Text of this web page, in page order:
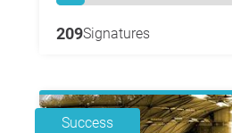
209Signatures
Success